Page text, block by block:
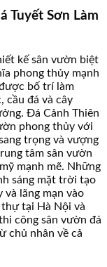
Tuyết Sơn Làm
kế sân vườn biệt
phong thủy mạnh
bố trí làm
cầu đá và cây
Đá Cảnh Thiên
phong thủy với
trọng và vượng
tâm sân vườn
mạnh mẽ. Những
sáng mặt trời tạo
và lãng mạn vào
tại Hà Nội và
công sân vườn đá
chủ nhân về cả